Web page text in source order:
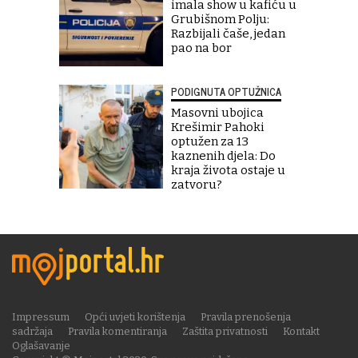
imala show u kafiću u
Grubišnom Polju:
Razbijali čaše, jedan
pao na bor
PODIGNUTA OPTUŽNICA
Masovni ubojica
Krešimir Pahoki
optužen za 13
kaznenih djela: Do
kraja života ostaje u
zatvoru?
Impressum Opći uvjeti korištenja
Pravila prenošenja
sadržaja
Pravila komentiranja Zaštita privatnosti
Kontakt
Oglašavanje